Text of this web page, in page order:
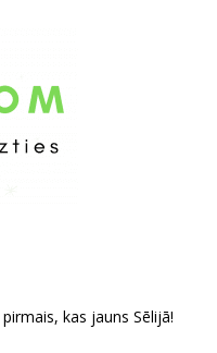
kas jauns Sēlijā!